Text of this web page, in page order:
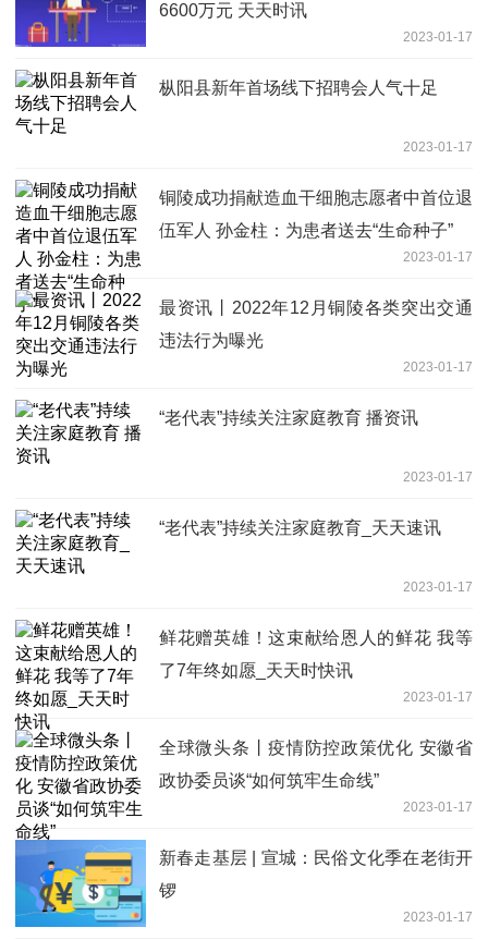
6600万元 天天时讯
2023-01-17
枞阳县新年首场线下招聘会人气十足
2023-01-17
铜陵成功捐献造血干细胞志愿者中首位退
伍军人 孙金柱：为患者送去“生命种子”
2023-01-17
最资讯丨2022年12月铜陵各类突出交通
违法行为曝光
2023-01-17
“老代表”持续关注家庭教育 播资讯
2023-01-17
“老代表”持续关注家庭教育_天天速讯
2023-01-17
鲜花赠英雄！这束献给恩人的鲜花 我等
了7年终如愿_天天时快讯
2023-01-17
全球微头条丨疫情防控政策优化 安徽省
政协委员谈“如何筑牢生命线”
2023-01-17
新春走基层 | 宣城：民俗文化季在老街开
锣
2023-01-17